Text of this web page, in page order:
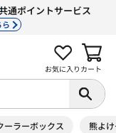
通ポイントサービス
お気に入り カート
ーラーボックス 熊よ